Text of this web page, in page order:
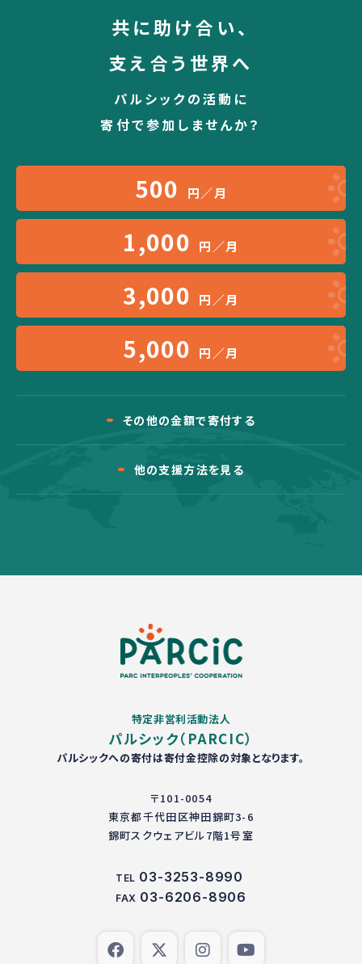
共に助け合い、
支え合う世界へ
パルシックの活動に
寄付で参加しませんか？
500 円／月
1,000 円／月
3,000 円／月
5,000 円／月
その他の金額で寄付する
他の支援方法を見る
特定非営利活動法人
パルシック（PARCIC）
パルシックへの寄付は寄付金控除の対象となります。
〒101-0054
東京都千代田区神田錦町3-6
錦町スクウェアビル7階1号室
TEL 03-3253-8990
FAX 03-6206-8906